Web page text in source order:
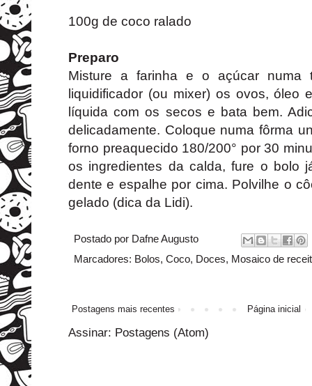
100g de coco ralado
Preparo
Misture a farinha e o açúcar
liquidificador (ou mixer) os ovos, óleo
líquida com os secos e bata bem.
delicadamente. Coloque numa fôrma
forno preaquecido 180/200° por 30
os ingredientes da calda, fure o bolo
dente e espalhe por cima. Polvilhe o
gelado (dica da Lidi).
Postado por Dafne Augusto
Marcadores: Bolos, Coco, Doces, Mosaico de
Postagens mais recentes Página inicial
Assinar: Postagens (Atom)